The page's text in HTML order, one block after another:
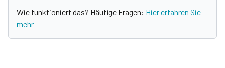
Wie funktioniert das? Häufige Fragen: Hier erfahren Sie
mehr